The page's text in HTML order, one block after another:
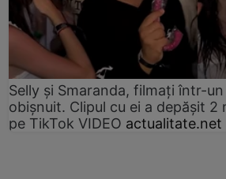
Selly și Smaranda, filmați într-
obișnuit. Clipul cu ei a depășit 2
pe TikTok VIDEO actualitate.net